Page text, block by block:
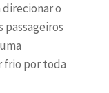
direcionar o
passageiros
frio por toda